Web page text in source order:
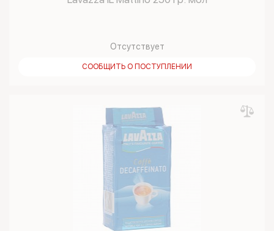
Отсутствует
СООБЩИТЬ О ПОСТУПЛЕНИИ